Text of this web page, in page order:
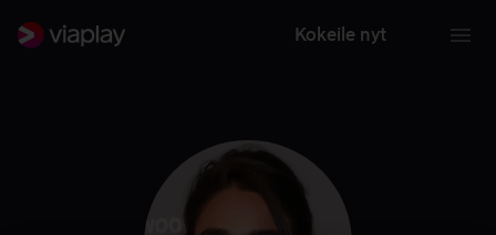
Kokeile nyt